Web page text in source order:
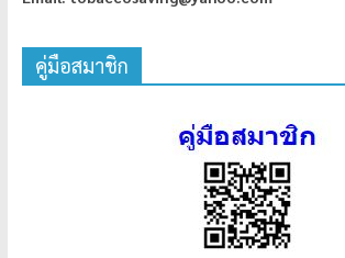
คู่มือสมาชิก